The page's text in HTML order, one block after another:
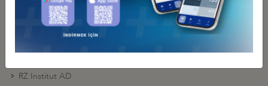
Prijava Pimaco Dooel
Prijava Comfy Angel
RZ Institut AD